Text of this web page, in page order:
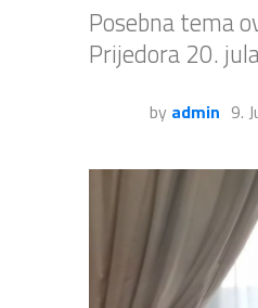
Posebna tema
Prijedora 20.
by admin 9.